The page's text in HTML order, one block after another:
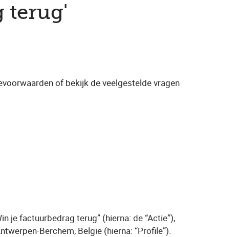
terug'
of bekijk de veelgestelde vragen
je factuurbedrag terug” (hierna: de “Actie”),
Berchem, België (hierna: “Profile”).